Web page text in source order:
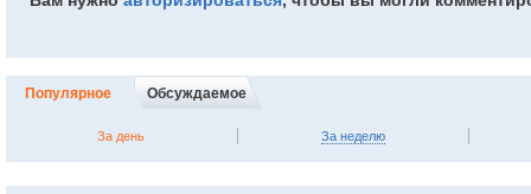
Популярное Обсуждаемое
За день За неделю